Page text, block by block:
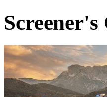
Screener's